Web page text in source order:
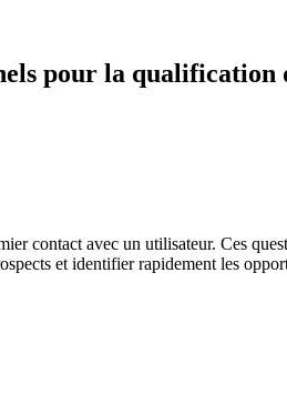
pour la qualification
contact avec un utilisateur. Ces
et identifier rapidement les